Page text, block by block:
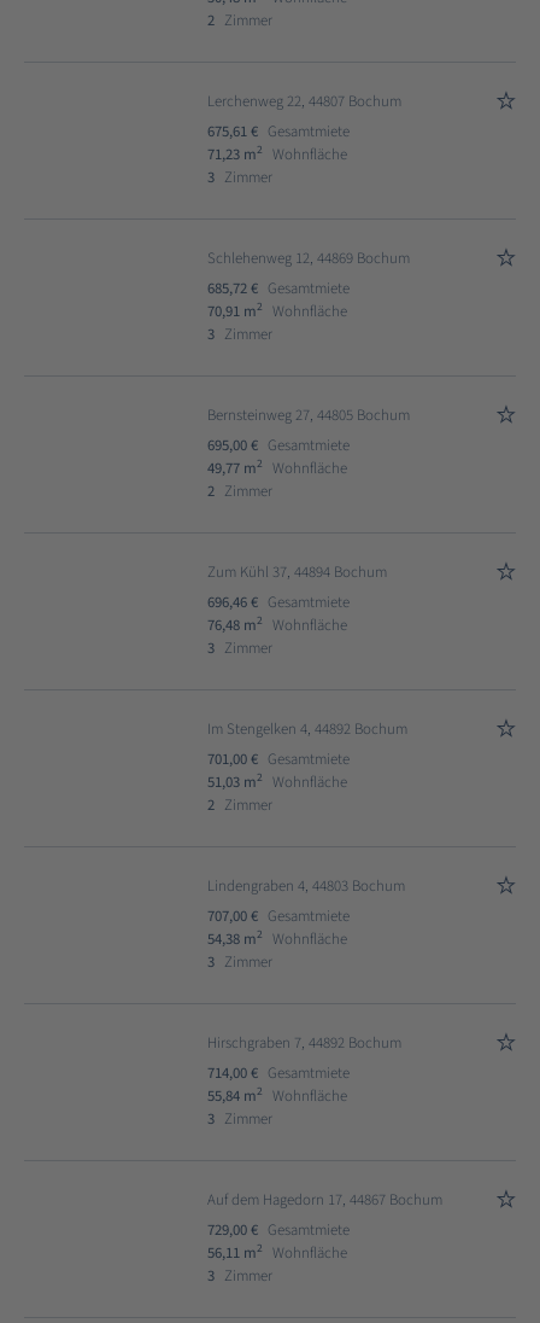
2 Zimmer
Lerchenweg 22, 44807 Bochum
675,61 € Gesamtmiete
71,23 m2
Wohnfläche
3 Zimmer
Schlehenweg 12, 44869 Bochum
685,72 € Gesamtmiete
70,91 m2
Wohnfläche
3 Zimmer
Bernsteinweg 27, 44805 Bochum
695,00 € Gesamtmiete
49,77 m2
Wohnfläche
2 Zimmer
Zum Kühl 37, 44894 Bochum
696,46 € Gesamtmiete
76,48 m2
Wohnfläche
3 Zimmer
Im Stengelken 4, 44892 Bochum
701,00 € Gesamtmiete
51,03 m2
Wohnfläche
2 Zimmer
Lindengraben 4, 44803 Bochum
707,00 € Gesamtmiete
54,38 m2
Wohnfläche
3 Zimmer
Hirschgraben 7, 44892 Bochum
714,00 € Gesamtmiete
55,84 m2
Wohnfläche
3 Zimmer
Auf dem Hagedorn 17, 44867 Bochum
729,00 € Gesamtmiete
56,11 m2
Wohnfläche
3 Zimmer